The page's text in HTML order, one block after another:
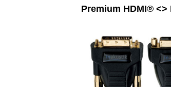
Premium HDMI® <>